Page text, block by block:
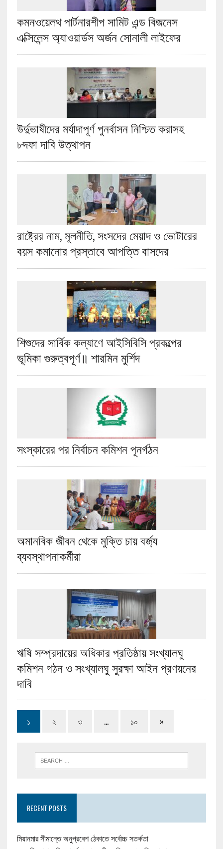
কমনওয়েলথ পার্টনারশীপ সামিট এন্ড বিজনেস
এক্সিলেন্স অ্যাওয়ার্ডস অর্জন সোনালী লাইফের
উর্দুভাষীদের মর্যাদাপূর্ণ পুনর্বাসন নিশ্চিত করাসহ
৮দফা দাবি উত্থাপন
রাষ্ট্রের নাম, মূলনীতি, সংসদের মেয়াদ ও ভোটারের
বয়স কমানোর প্রস্তাবে আপত্তি বাসদের
শিশুদের সার্বিক কল্যাণে আইসিবিসি প্রকল্পের
ভূমিকা গুরুত্বপূর্ণ॥ শারমিন মুর্শিদ
সংস্কারের পর নির্বাচন কমিশন পূনর্গঠন
অমানবিক জীবন থেকে মুক্তি চায় বর্জ্য
ব্যবস্থাপনাকর্মীরা
ঋষি সম্প্রদায়ের অধিকার প্রতিষ্ঠায় সংখ্যালঘু
কমিশন গঠন ও সংখ্যালঘু সুরক্ষা আইন প্রণয়নের
দাবি
১ ২ ৩ … ১০ »
RECENT POSTS
মিয়ানমার সীমান্তে অনুপ্রবেশ ঠেকাতে সর্বোচ্চ সতর্কতা